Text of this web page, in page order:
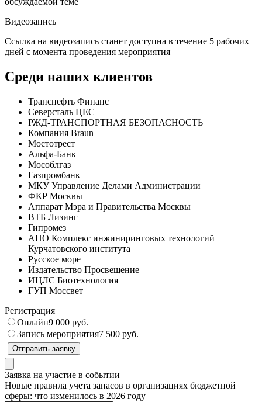
Видеозапись
Ссылка на видеозапись станет доступна в течение 5 рабочих
дней с момента проведения мероприятия
Среди наших клиентов
Транснефть Финанс
Северсталь ЦЕС
РЖД-ТРАНСПОРТНАЯ БЕЗОПАСНОСТЬ
Компания Braun
Мостотрест
Альфа-Банк
Мособлгаз
Газпромбанк
МКУ Управление Делами Администрации
ФКР Москвы
Аппарат Мэра и Правительства Москвы
ВТБ Лизинг
Гипромез
АНО Комплекс инжиниринговых технологий
Курчатовского института
Русское море
Издательство Просвещение
ИЦЛС Биотехнология
ГУП Моссвет
Регистрация
Онлайн9 000 руб.
Запись мероприятия7 500 руб.
Отправить заявку
Заявка на участие в событии
Новые правила учета запасов в организациях бюджетной
сферы: что изменилось в 2026 году